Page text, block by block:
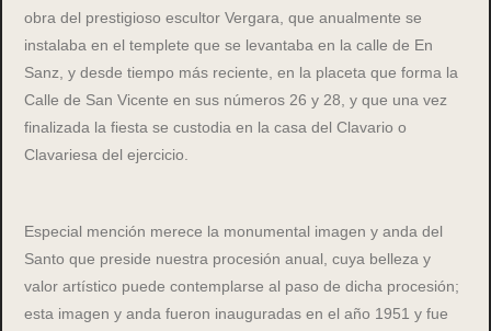
obra del prestigioso escultor Vergara, que anualmente se
instalaba en el templete que se levantaba en la calle de En
Sanz, y desde tiempo más reciente, en la placeta que forma la
Calle de San Vicente en sus números 26 y 28, y que una vez
finalizada la fiesta se custodia en la casa del Clavario o
Clavariesa del ejercicio.
Especial mención merece la monumental imagen y anda del
Santo que preside nuestra procesión anual, cuya belleza y
valor artístico puede contemplarse al paso de dicha procesión;
esta imagen y anda fueron inauguradas en el año 1951 y fue